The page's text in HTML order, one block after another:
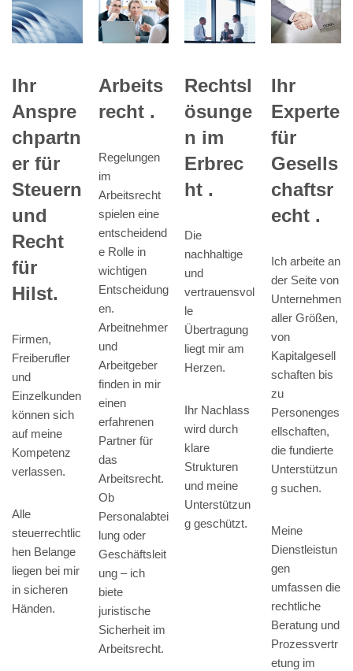
Ihr
Anspre
chpartn
er für
Steuern
und
Recht
für
Hilst.
Firmen,
Freiberufler
und
Einzelkunden
können sich
auf meine
Kompetenz
verlassen.
Alle
steuerrechtlic
hen Belange
liegen bei mir
in sicheren
Händen.
Arbeits
recht .
Regelungen
im
Arbeitsrecht
spielen eine
entscheidend
e Rolle in
wichtigen
Entscheidung
en.
Arbeitnehmer
und
Arbeitgeber
finden in mir
einen
erfahrenen
Partner für
das
Arbeitsrecht.
Ob
Personalabtei
lung oder
Geschäftsleit
ung – ich
biete
juristische
Sicherheit im
Arbeitsrecht.
Rechtsl
ösunge
n im
Erbrec
ht .
Die
nachhaltige
und
vertrauensvol
le
Übertragung
liegt mir am
Herzen.
Ihr Nachlass
wird durch
klare
Strukturen
und meine
Unterstützun
g geschützt.
Ihr
Experte
für
Gesells
chaftsr
echt .
Ich arbeite an
der Seite von
Unternehmen
aller Größen,
von
Kapitalgesell
schaften bis
zu
Personenges
ellschaften,
die fundierte
Unterstützun
g suchen.
Meine
Dienstleistun
gen
umfassen die
rechtliche
Beratung und
Prozessvertr
etung im